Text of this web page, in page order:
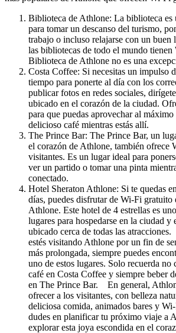
Biblioteca de Athlone: La biblioteca es
para tomar un descanso del turismo,
trabajo o incluso relajarse con un
las bibliotecas de todo el mundo
Biblioteca de Athlone no es una
Costa Coffee: Si necesitas un impulso
tiempo para ponerte al día con los
publicar fotos en redes sociales,
ubicado en el corazón de la ciudad.
para que puedas aprovechar al
delicioso café mientras estás allí.
The Prince Bar: The Prince Bar, un
el corazón de Athlone, también ofrece
visitantes. Es un lugar ideal para
ver un partido o tomar una pinta
conectado.
Hotel Sheraton Athlone: Si te quedas
días, puedes disfrutar de Wi-Fi gratuito
Athlone. Este hotel de 4 estrellas es
lugares para hospedarse en la ciudad y
ubicado cerca de todas las
estés visitando Athlone por un fin de
más prolongada, siempre puedes
uno de estos lugares. Solo recuerda no
café en Costa Coffee y siempre beber
en The Prince Bar. En general,
ofrecer a los visitantes, con belleza
deliciosa comida, animados bares y
dudes en planificar tu próximo viaje a
explorar esta joya escondida en el